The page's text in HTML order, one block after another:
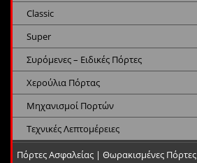
Classic
Super
Συρόμενες – Ειδικές Πόρτες
Χερούλια Πόρτας
Μηχανισμοί Πορτών
Τεχνικές Λεπτομέρειες
Πόρτες Ασφαλείας | Θωρακισμένες Πόρτες